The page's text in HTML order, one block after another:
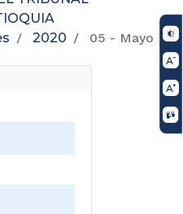
2020 05 - Mayo